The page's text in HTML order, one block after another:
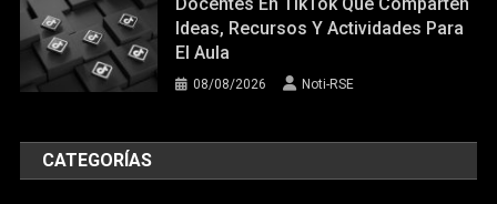
Ideas, Recursos Y Actividades Para
El Aula
08/08/2026 Noti-RSE
CATEGORÍAS